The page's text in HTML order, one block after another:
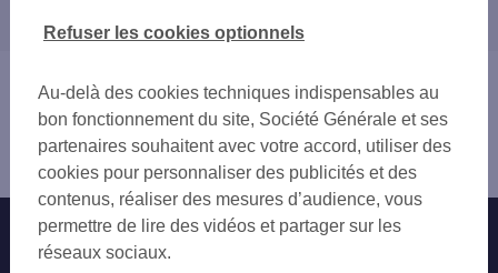
10 AUBE
51 MARNE
55 MEUSE
70 HAUTE-SAÔNE
88 VOSGES
Haute-Marne
Nos engagements Nous contacter
Au-delà des cookies techniques indispensables au
bon fonctionnement du site, Société Générale et ses
partenaires souhaitent avec votre accord, utiliser des
cookies pour personnaliser des publicités et des
contenus, réaliser des mesures d’audience, vous
permettre de lire des vidéos et partager sur les
réseaux sociaux.
Refuser les cookies optionnels